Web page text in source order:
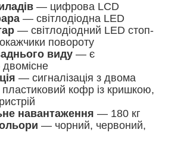
— цифрова LCD
— світлодіодна LED
— світлодіодний LED стоп-
повороту
виду — є
— сигналізація з двома
кофр із кришкою,
навантаження — 180 кг
— чорний, червоний,